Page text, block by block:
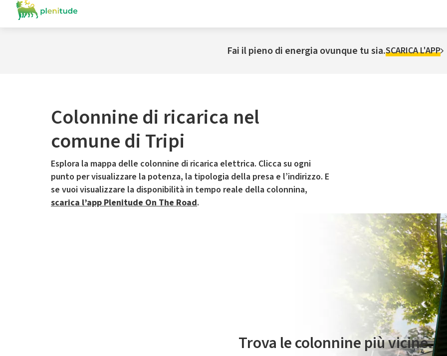
Fai il pieno di energia ovunque tu sia.SCARICA L'APP
Colonnine di ricarica nel
comune di Tripi
Esplora la mappa delle colonnine di ricarica elettrica. Clicca su ogni
punto per visualizzare la potenza, la tipologia della presa e l’indirizzo. E
se vuoi visualizzare la disponibilità in tempo reale della colonnina,
scarica l’app Plenitude On The Road.
Il servizio di mobilità elettrica è gestito da Plenitude On The Road
Trova le colonnine più vicine.